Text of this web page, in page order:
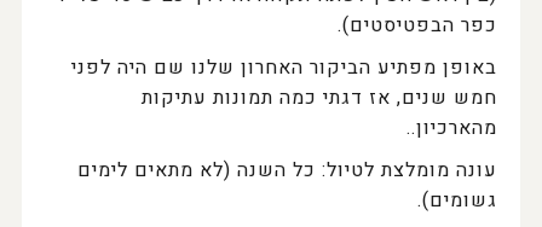
כפר הבפטיסטים).
באופן מפתיע הביקור האחרון שלנו שם היה לפני
חמש שנים, אז דגתי כמה תמונות עתיקות
מהארכיון..
עונה מומלצת לטיול: כל השנה (לא מתאים לימים
גשומים).